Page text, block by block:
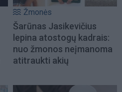
Žmonės
Šarūnas Jasikevičius
lepina atostogų kadrais:
nuo žmonos neįmanoma
atitraukti akių